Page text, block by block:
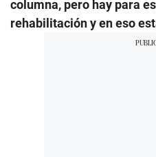
columna, pero hay para
rehabilitación y en eso